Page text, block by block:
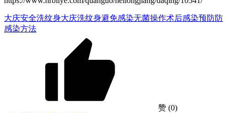
大庆安全洗纹身大庆洗纹身避免感染无菌操作术后感染预防防
感染方法
赞 (0)